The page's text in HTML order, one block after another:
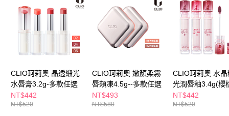
１．透過由恩沛科技股份有限公司提供之「AFTEE先享後付」服務完成之交
易，需依本服務之必要範圍內提供個人資料，並將交易相關給付款項請求債
權轉讓予恩沛科技股份有限公司。
２．關於個人資料處理事宜，請瀏覽以下網址：
https://aftee.tw/terms/#terms3
３．未成年的使用者請事先徵得法定代理人或監護人之同意方可使用
４．使用「AFTEE先享後付」時，將依據個別帳號之用戶狀況，依本公司即
時審查核予不同之上限額度；若仍有額度不足之情形，本公司將視審查結果
請求用戶進行身份認證。
５．嚴禁一人註冊多個帳號或使用他人資訊註冊。若發現惡意使用之情形，
每筆NT$65，滿NT$490(含以上)免運費
每筆NT$65，滿NT$490(含以上)免運費
宅配(本島)
每筆NT$100，滿NT$790(含以上)免運費
付款後寶雅門市自取(由倉庫統一出貨)
每筆NT$80，滿NT$290(含以上)免運費
CLIO珂莉奧 晶透緞光
水唇膏3.2g-多款任選
NT$442
NT$520
CLIO珂莉奧 嫩顏柔霧
唇頰凍4.5g--多款任選
NT$493
NT$580
CLIO珂莉奧 水晶
光潤唇釉3.4g(櫻
定版)-多款任選
NT$442
NT$520